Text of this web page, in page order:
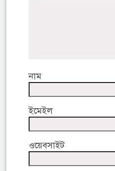
নাম
ইমেইল
ওয়েবসাইট